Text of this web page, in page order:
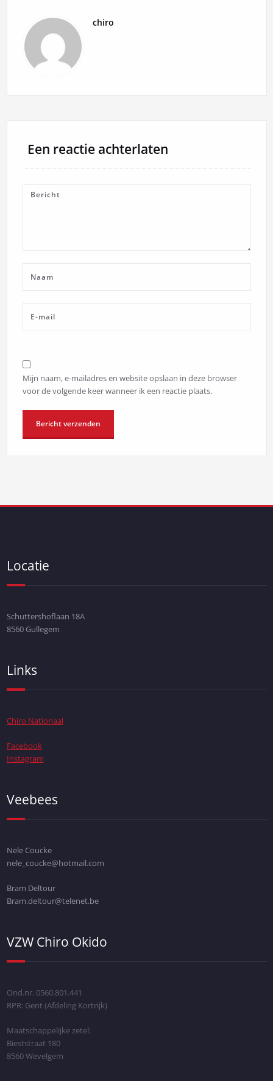
chiro
Een reactie achterlaten
Mijn naam, e-mailadres en website opslaan in deze browser
voor de volgende keer wanneer ik een reactie plaats.
Locatie
Schuttershoflaan 18A
8560 Gullegem
Links
Chiro Nationaal
Facebook
Instagram
Veebees
Nele Coucke
nele_coucke@hotmail.com
Bram Deltour
Bram.deltour@telenet.be
VZW Chiro Okido
Ond.nr. 0560.801.441
RPR: Gent (Afdeling Kortrijk)
Maatschappelijke zetel:
Bieststraat 180
8560 Wevelgem